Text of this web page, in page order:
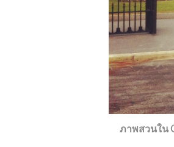
ภาพสวนใน